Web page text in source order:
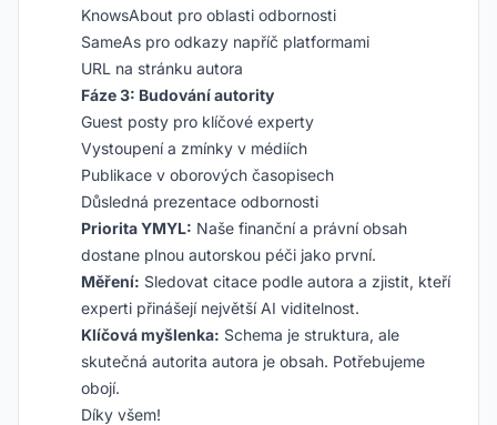
KnowsAbout pro oblasti odbornosti
SameAs pro odkazy napříč platformami
URL na stránku autora
Fáze 3: Budování autority
Guest posty pro klíčové experty
Vystoupení a zmínky v médiích
Publikace v oborových časopisech
Důsledná prezentace odbornosti
Priorita YMYL: Naše finanční a právní obsah
dostane plnou autorskou péči jako první.
Měření: Sledovat citace podle autora a zjistit, kteří
experti přinášejí největší AI viditelnost.
Klíčová myšlenka: Schema je struktura, ale
skutečná autorita autora je obsah. Potřebujeme
obojí.
Díky všem!